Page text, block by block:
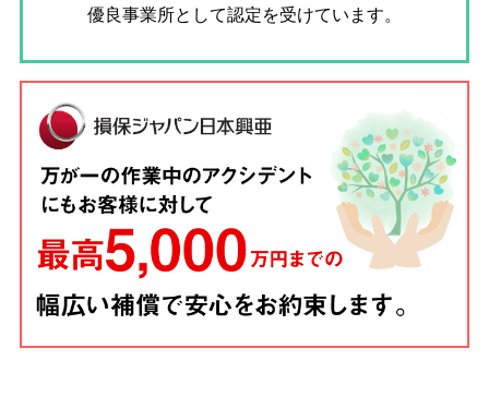
優良事業所として認定を受けています。